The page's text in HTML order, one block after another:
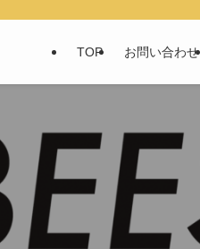
TOP お問い合わせ